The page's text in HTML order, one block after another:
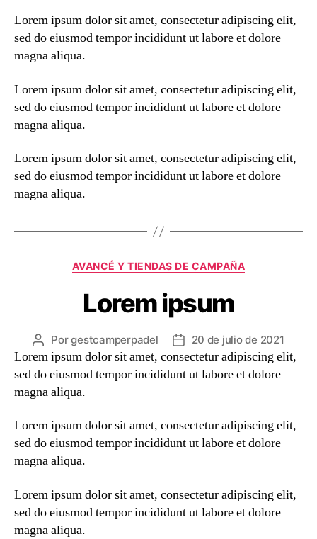
Lorem ipsum dolor sit amet, consectetur adipiscing elit,
sed do eiusmod tempor incididunt ut labore et dolore
magna aliqua.
Lorem ipsum dolor sit amet, consectetur adipiscing elit,
sed do eiusmod tempor incididunt ut labore et dolore
magna aliqua.
Lorem ipsum dolor sit amet, consectetur adipiscing elit,
sed do eiusmod tempor incididunt ut labore et dolore
magna aliqua.
Categorías
AVANCÉ Y TIENDAS DE CAMPAÑA
Lorem ipsum
Autor
de
la
entrada
Porgestcamperpadel
Fecha
de
la
20 de julio de 2021
Lorem ipsum dolor sit amet, consectetur adipiscing elit,
sed do eiusmod tempor incididunt ut labore et dolore
magna aliqua.
Lorem ipsum dolor sit amet, consectetur adipiscing elit,
sed do eiusmod tempor incididunt ut labore et dolore
magna aliqua.
Lorem ipsum dolor sit amet, consectetur adipiscing elit,
sed do eiusmod tempor incididunt ut labore et dolore
magna aliqua.